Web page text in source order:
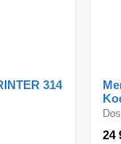
314
24